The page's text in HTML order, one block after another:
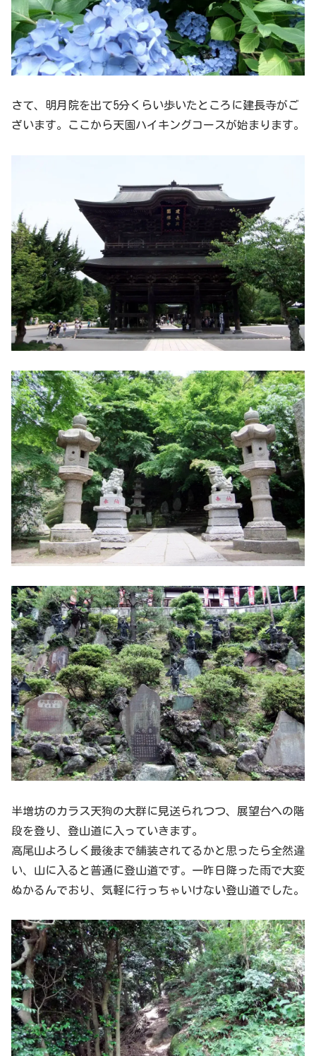
さて、明月院を出て5分くらい歩いたところに建長寺がご
ざいます。ここから天園ハイキングコースが始まります。
半増坊のカラス天狗の大群に見送られつつ、展望台への階
段を登り、登山道に入っていきます。
高尾山よろしく最後まで舗装されてるかと思ったら全然違
い、山に入ると普通に登山道です。一昨日降った雨で大変
ぬかるんでおり、気軽に行っちゃいけない登山道でした。